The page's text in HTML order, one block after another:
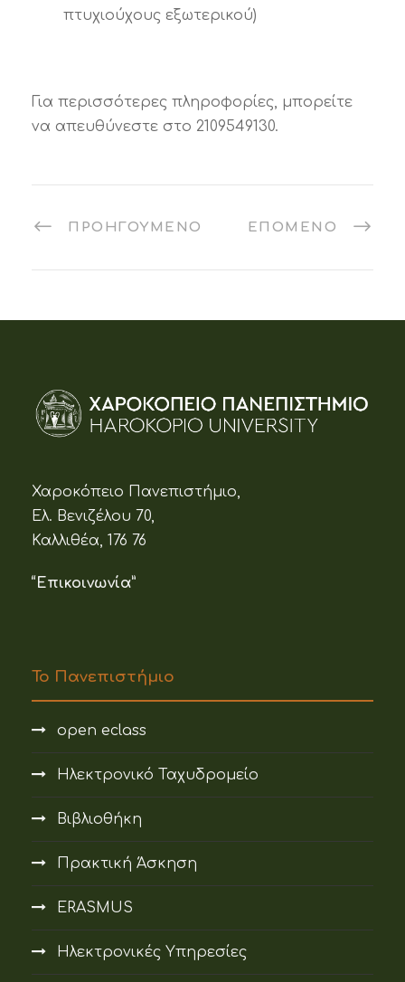
πτυχιούχους εξωτερικού)
Για περισσότερες πληροφορίες, μπορείτε
να απευθύνεστε στο 2109549130.
ΠΡΟΗΓΟΎΜΕΝΟ ΕΠΌΜΕΝΟ
Χαροκόπειο Πανεπιστήμιο,
Ελ. Βενιζέλου 70,
Καλλιθέα, 176 76
“Επικοινωνία”
Το Πανεπιστήμιο
open eclass
Ηλεκτρονικό Ταχυδρομείο
Βιβλιοθήκη
Πρακτική Άσκηση
ERASMUS
Ηλεκτρονικές Υπηρεσίες